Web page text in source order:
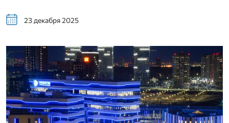
23 декабря 2025